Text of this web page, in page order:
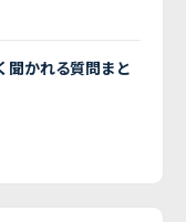
聞かれる質問まと